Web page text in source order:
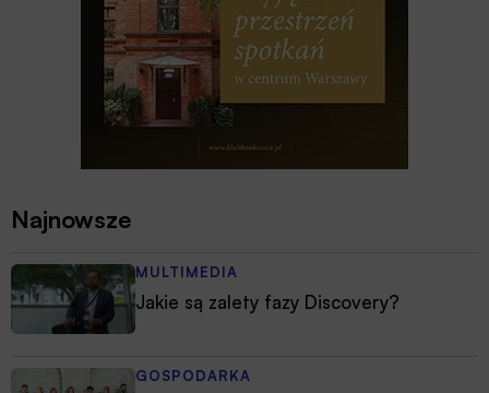
Najnowsze
MULTIMEDIA
Jakie są zalety fazy Discovery?
GOSPODARKA